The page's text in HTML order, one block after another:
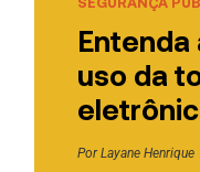
Entenda
uso da
PorLayane Henrique